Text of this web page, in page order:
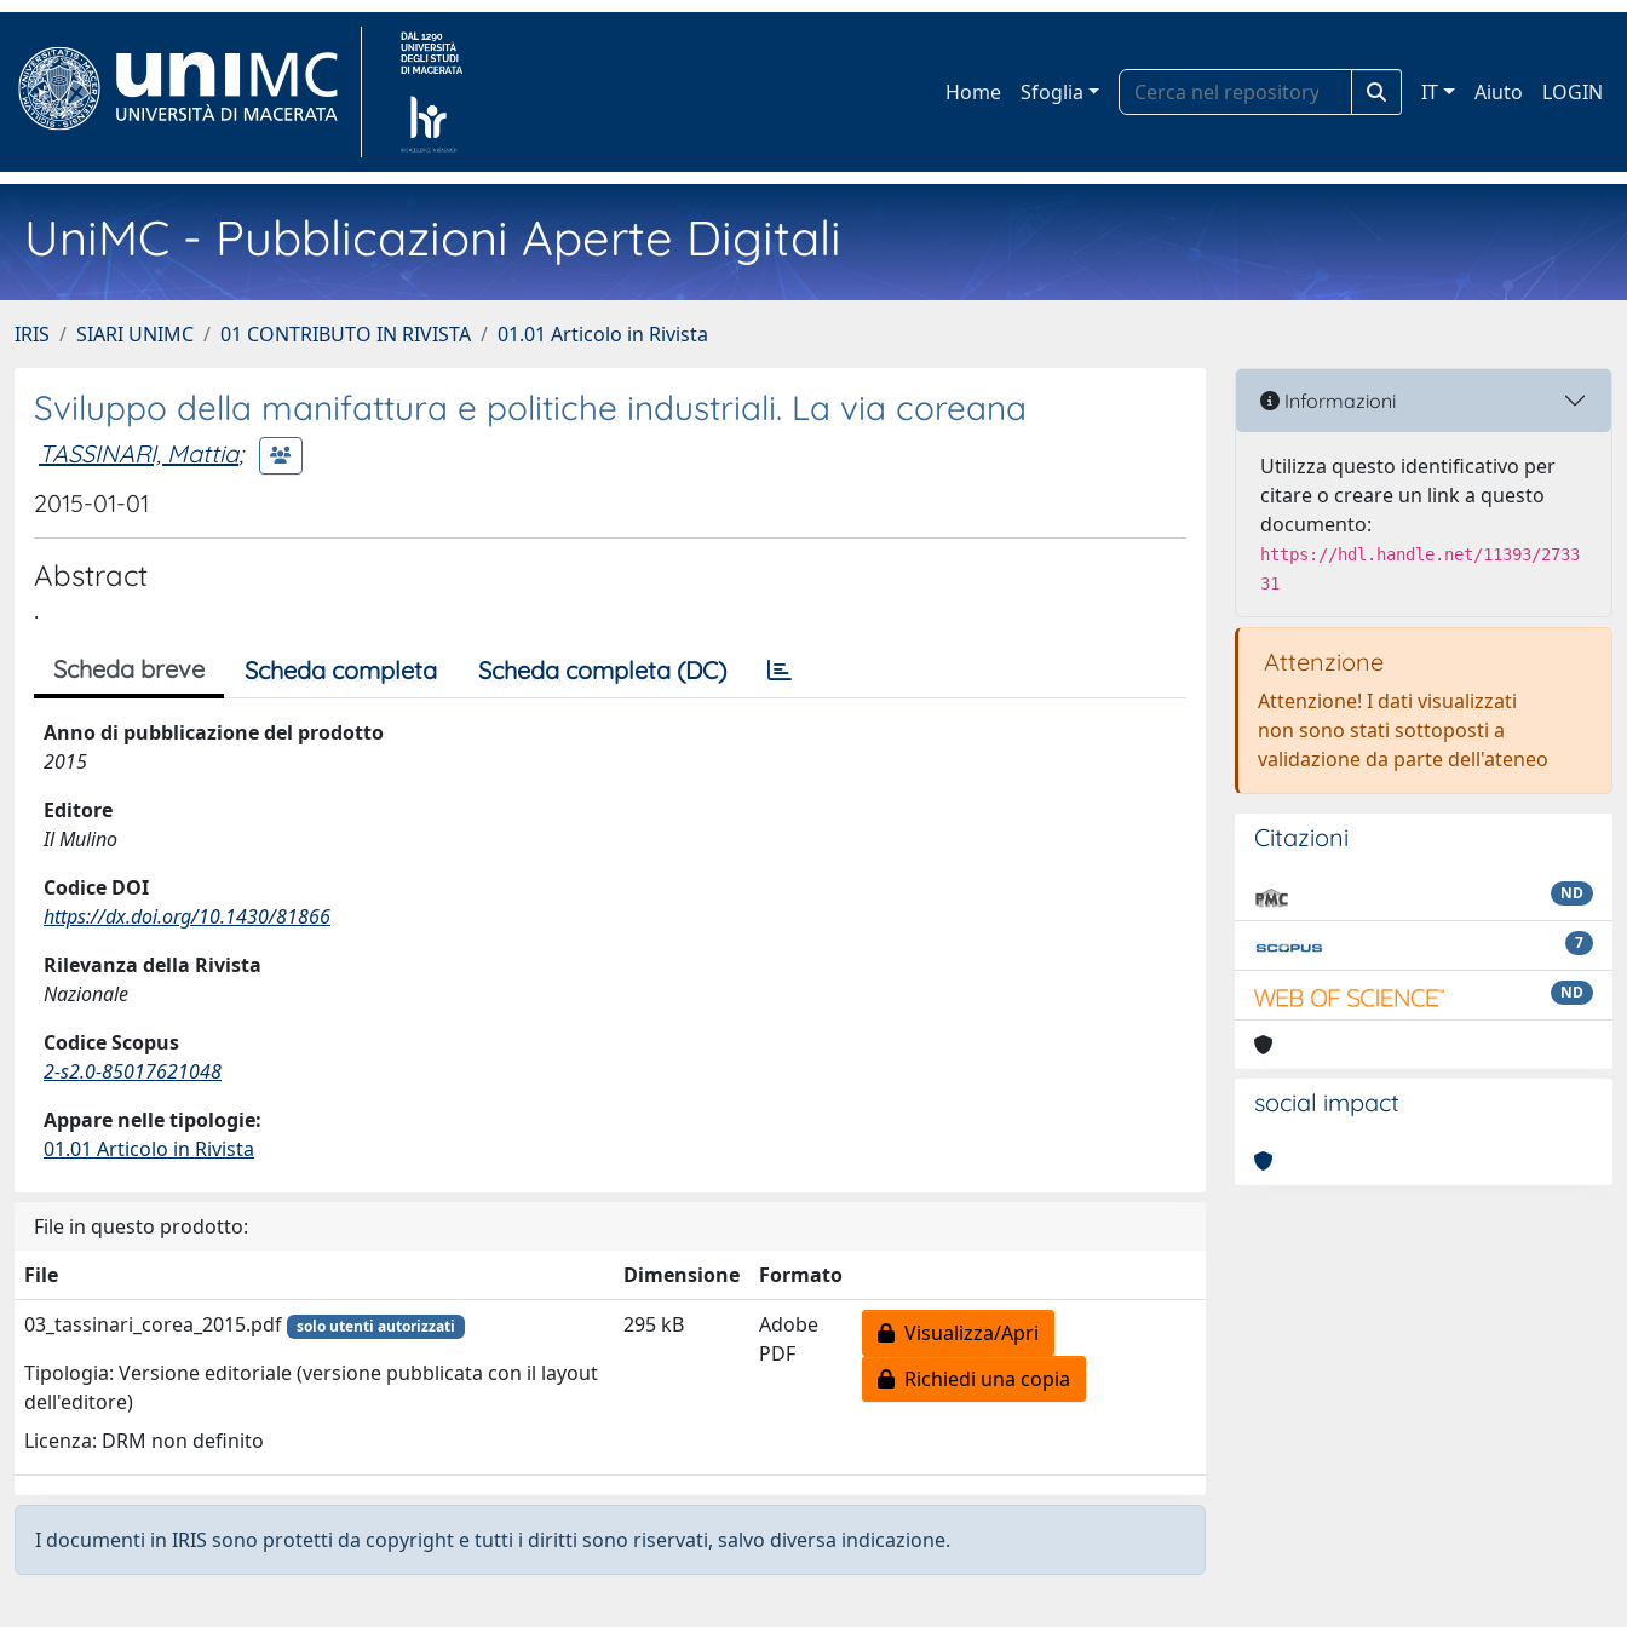
Home Sfoglia IT Aiuto LOGIN
UniMC - Pubblicazioni Aperte Digitali
IRIS SIARI UNIMC 01 CONTRIBUTO IN RIVISTA 01.01 Articolo in Rivista
Sviluppo della manifattura e politiche industriali. La via coreana
TASSINARI, Mattia;
2015-01-01
Abstract
.
Scheda breve Scheda completa Scheda completa (DC)
Anno di pubblicazione del prodotto
2015
Editore
Il Mulino
Codice DOI
https://dx.doi.org/10.1430/81866
Rilevanza della Rivista
Nazionale
Codice Scopus
2-s2.0-85017621048
Appare nelle tipologie:
01.01 Articolo in Rivista
File in questo prodotto:
File
Dimensione
Formato
03_tassinari_corea_2015.pdf
solo utenti autorizzati
Tipologia: Versione editoriale (versione pubblicata con il layout
dell'editore)
Licenza: DRM non definito
295 kB
Adobe
PDF
Visualizza/Apri
Richiedi una copia
I documenti in IRIS sono protetti da copyright e tutti i diritti sono riservati, salvo diversa indicazione.
Informazioni
Utilizza questo identificativo per
citare o creare un link a questo
documento:
https://hdl.handle.net/11393/2733
31
Attenzione
Attenzione! I dati visualizzati
non sono stati sottoposti a
validazione da parte dell'ateneo
Citazioni
ND
7
ND
social impact